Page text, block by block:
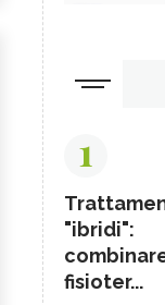
1
"ibridi":
fisioter...